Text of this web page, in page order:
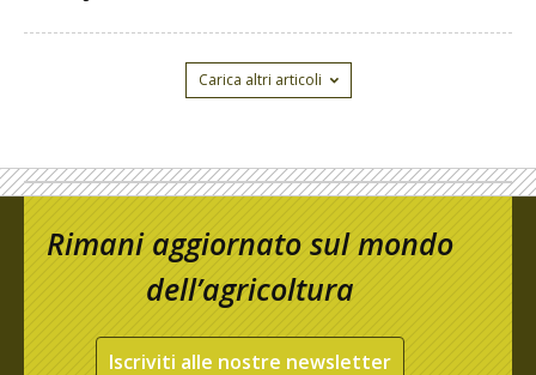
Carica altri articoli
Rimani aggiornato sul mondo
dell’agricoltura
Iscriviti alle nostre newsletter